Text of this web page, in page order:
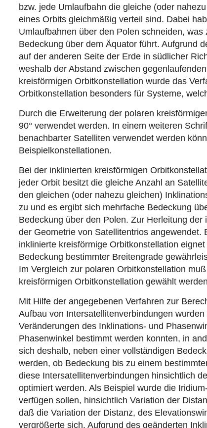
bzw. jede Umlaufbahn die gleiche (oder
eines Orbits gleichmäßig verteil sind. Dabei
Umlaufbahnen über den Polen schneiden,
Bedeckung über dem Äquator führt. Aufgrund
auf der anderen Seite der Erde in südlicher
weshalb der Abstand zwischen
kreisförmigen Orbitkonstellation wurde das
Orbitkonstellation besonders für Systeme,
Durch die Erweiterung der polaren
90° verwendet werden. In einem weiteren
benachbarter Satelliten verwendet werden
Beispielkonstellationen.
Bei der inklinierten kreisförmigen
jeder Orbit besitzt die gleiche Anzahl an
den gleichen (oder nahezu gleichen)
zu und es ergibt sich mehrfache Bedeckung
Bedeckung über den Polen. Zur Herleitung
der Geometrie von Satellitentrios
inklinierte kreisförmige Orbitkonstellation
Bedeckung bestimmter Breitengrade
Im Vergleich zur polaren Orbitkonstellation
kreisförmigen Orbitkonstellation gewählt
Mit Hilfe der angegebenen Verfahren zur
Aufbau von Intersatellitenverbindungen
Veränderungen des Inklinations- und
Phasenwinkel bestimmt werden konnten, in
sich deshalb, neben einer vollständigen
werden, ob Bedeckung bis zu einem
diese Intersatellitenverbindungen hinsichtlich
optimiert werden. Als Beispiel wurde die
verfügen sollen, hinsichtlich Variation der
daß die Variation der Distanz, des
vergrößerte sich. Aufgrund des geänderten